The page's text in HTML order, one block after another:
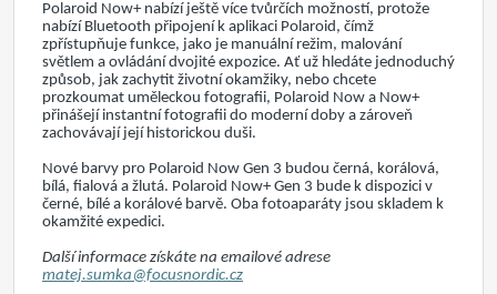
Polaroid Now+ nabízí ještě více tvůrčích možností, protože
nabízí Bluetooth připojení k aplikaci Polaroid, čímž
zpřístupňuje funkce, jako je manuální režim, malování
světlem a ovládání dvojité expozice. Ať už hledáte jednoduchý
způsob, jak zachytit životní okamžiky, nebo chcete
prozkoumat uměleckou fotografii, Polaroid Now a Now+
přinášejí instantní fotografii do moderní doby a zároveň
zachovávají její historickou duši.
Nové barvy pro Polaroid Now Gen 3 budou černá, korálová,
bílá, fialová a žlutá. Polaroid Now+ Gen 3 bude k dispozici v
černé, bílé a korálové barvě. Oba fotoaparáty jsou skladem k
okamžité expedici.
Další informace získáte na emailové adrese
matej.sumka@focusnordic.cz